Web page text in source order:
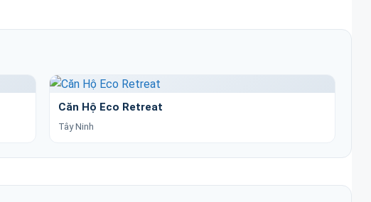
Căn Hộ Eco Retreat
Tây Ninh